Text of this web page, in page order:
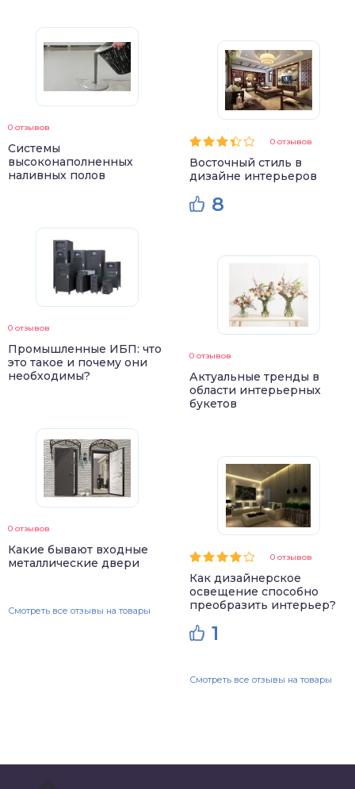
0 отзывов
Системы
высоконаполненных
наливных полов
0 отзывов
Промышленные ИБП: что
это такое и почему они
необходимы?
0 отзывов
Какие бывают входные
металлические двери
Смотреть все отзывы на товары
0 отзывов
Восточный стиль в
дизайне интерьеров
8
0 отзывов
Актуальные тренды в
области интерьерных
букетов
0 отзывов
Как дизайнерское
освещение способно
преобразить интерьер?
1
Смотреть все отзывы на товары